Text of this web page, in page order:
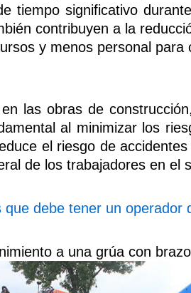
tiempo significativo
contribuyen a la
y menos personal para
las obras de
al minimizar los
el riesgo de
de los trabajadores en el
que debe tener un operador
a una grúa con